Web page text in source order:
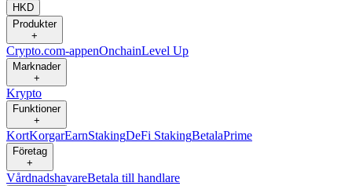
HKD
Produkter
+
Crypto.com-appenOnchainLevel Up
Marknader
+
Krypto
Funktioner
+
KortKorgarEarnStakingDeFi StakingBetalaPrime
Företag
+
VårdnadshavareBetala till handlare